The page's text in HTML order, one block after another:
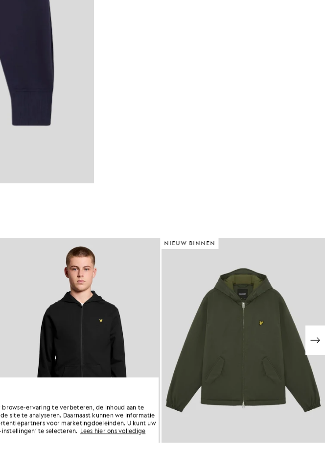
NIEUW BINNEN
ervaring te verbeteren, de inhoud aan te
site te analyseren. Daarnaast kunnen we informatie
voor marketingdoeleinden. U kunt uw
te selecteren. Lees hier ons volledige